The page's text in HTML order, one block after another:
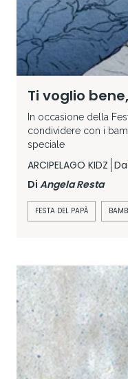
Ti voglio
In occasione della
condividere con i
speciale
ARCIPELAGO KIDZ
Di Angela Resta
FESTA DEL PAPÀ